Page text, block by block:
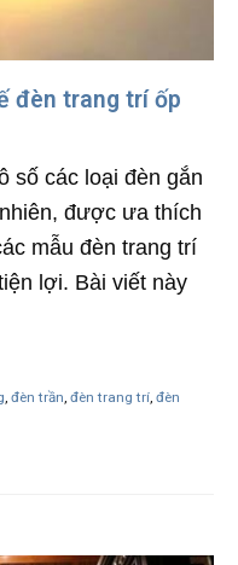
đèn trang trí ốp
số các loại đèn gắn
được ưa thích
mẫu đèn trang trí
lợi. Bài viết này
, đèn trần, đèn trang trí, đèn